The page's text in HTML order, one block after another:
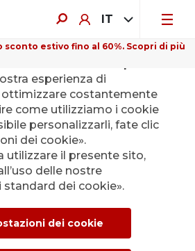
IT
estivo fino al 60%. Scopri di più
stampa di
per le
i comunicati
esperienza di
ottimizzare costantemente
come utilizziamo i cookie
personalizzarli, fate clic
dei cookie».
utilizzare il presente sito,
delle nostre
dei cookie».
dei cookie